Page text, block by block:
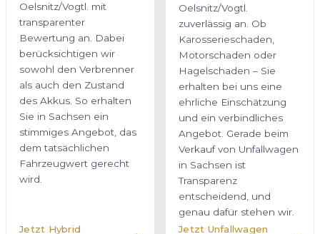
Oelsnitz/Vogtl. mit
transparenter
Bewertung an. Dabei
berücksichtigen wir
sowohl den Verbrenner
als auch den Zustand
des Akkus. So erhalten
Sie in Sachsen ein
stimmiges Angebot, das
dem tatsächlichen
Fahrzeugwert gerecht
wird.
Jetzt Hybrid
Oelsnitz/Vogtl.
zuverlässig an. Ob
Karosserieschaden,
Motorschaden oder
Hagelschaden – Sie
erhalten bei uns eine
ehrliche Einschätzung
und ein verbindliches
Angebot. Gerade beim
Verkauf von Unfallwagen
in Sachsen ist
Transparenz
entscheidend, und
genau dafür stehen wir.
Jetzt Unfallwagen